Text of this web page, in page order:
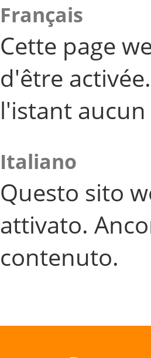
Français
Cette page
d'être
l'istant
Italiano
Questo sito
attivato.
contenuto.